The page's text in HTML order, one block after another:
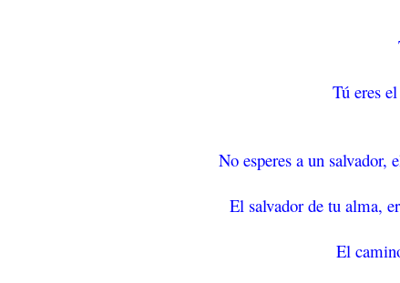
Tú eres
No esperes a un salvador,
El salvador de tu alma,
El